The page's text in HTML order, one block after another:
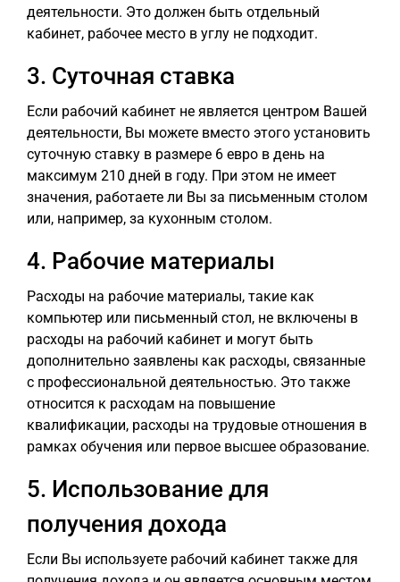
деятельности. Это должен быть отдельный
кабинет, рабочее место в углу не подходит.
3. Суточная ставка
Если рабочий кабинет не является центром Вашей
деятельности, Вы можете вместо этого установить
суточную ставку в размере 6 евро в день на
максимум 210 дней в году. При этом не имеет
значения, работаете ли Вы за письменным столом
или, например, за кухонным столом.
4. Рабочие материалы
Расходы на рабочие материалы, такие как
компьютер или письменный стол, не включены в
расходы на рабочий кабинет и могут быть
дополнительно заявлены как расходы, связанные
с профессиональной деятельностью. Это также
относится к расходам на повышение
квалификации, расходы на трудовые отношения в
рамках обучения или первое высшее образование.
5. Использование для
получения дохода
Если Вы используете рабочий кабинет также для